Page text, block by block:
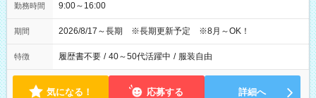
勤務時間 9:00～16:00
期間 2026/8/17～長期 ※長期更新予定 ※8月～OK！
特徴 履歴書不要 / 40～50代活躍中 / 服装自由
気になる！ 応募する 詳細へ